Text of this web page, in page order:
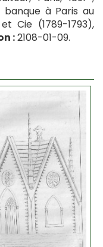
à Paris au
Cie (1789-1793),
:2108-01-09.